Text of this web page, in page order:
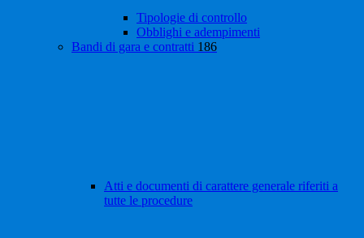
Tipologie di controllo
Obblighi e adempimenti
Bandi di gara e contratti 186
Atti e documenti di carattere generale riferiti a
tutte le procedure